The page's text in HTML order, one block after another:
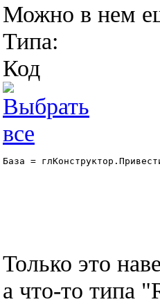
Можно в нем
Типа:
Код
База =
Только это
а что-то типа